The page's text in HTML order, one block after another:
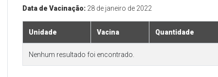
Data de Vacinação: 28 de janeiro de 2022
Unidade Vacina Quantidade
Nenhum resultado foi encontrado.